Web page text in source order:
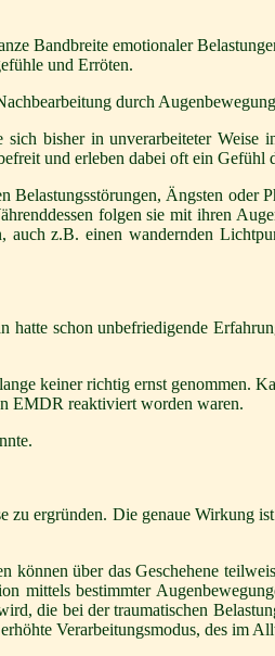
Bandbreite emotionaler
und Erröten.
durch
bisher in unverarbeiteter Weise
und erleben dabei oft ein Gefühl
Ängsten oder
folgen sie mit ihren
z.B. einen wandernden
schon unbefriedigende
keiner richtig ernst genommen.
EMDR reaktiviert worden waren.
ergründen. Die genaue Wirkung
über das Geschehene
mittels bestimmter
die bei der traumatischen
Verarbeitungsmodus, des im